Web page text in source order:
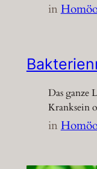
in
Das ganze
Kranksein
in